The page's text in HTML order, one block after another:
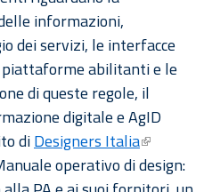
informazioni,
dei servizi, le interfacce
abilitanti e le
di queste regole, il
digitale e AgID
diDesigners Italia
operativo di design: